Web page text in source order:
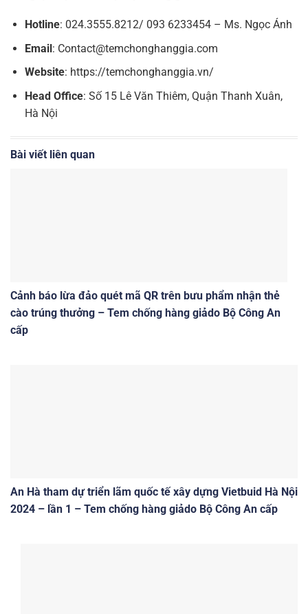
Hotline: 024.3555.8212/ 093 6233454 – Ms. Ngọc Ánh
Email: Contact@temchonghanggia.com
Website: https://temchonghanggia.vn/
Head Office: Số 15 Lê Văn Thiêm, Quận Thanh Xuân,
Hà Nội
Bài viết liên quan
Cảnh báo lừa đảo quét mã QR trên bưu phẩm nhận thẻ
cào trúng thưởng – Tem chống hàng giảdo Bộ Công An
cấp
An Hà tham dự triển lãm quốc tế xây dựng Vietbuid Hà Nội
2024 – lần 1 – Tem chống hàng giảdo Bộ Công An cấp